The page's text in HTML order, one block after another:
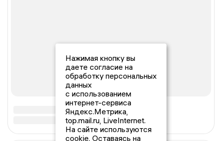
Нажимая кнопку вы
даете согласие на
обработку персональных
данных
с использованием
интернет-сервиса
Яндекс.Метрика,
top.mail.ru, LiveInternet.
На сайте используются
cookie. Оставаясь на